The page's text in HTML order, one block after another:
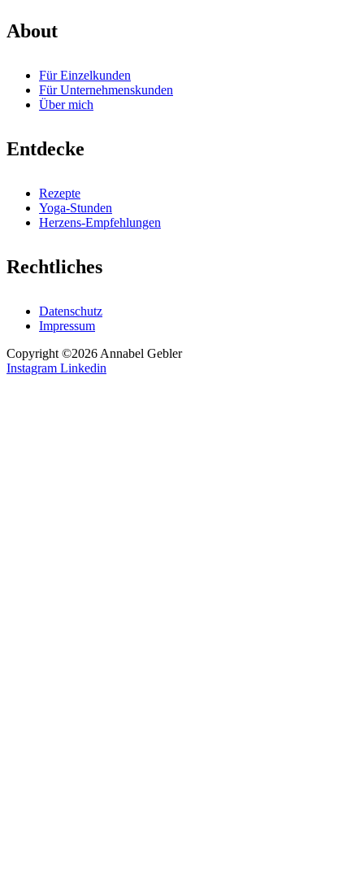
About
Für Einzelkunden
Für Unternehmenskunden
Über mich
Entdecke
Rezepte
Yoga-Stunden
Herzens-Empfehlungen
Rechtliches
Datenschutz
Impressum
Copyright ©2026 Annabel Gebler
Instagram Linkedin